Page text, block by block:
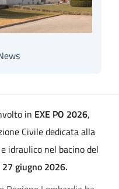
in EXE PO 2026,
Civile dedicata alla
idraulico nel bacino del
giugno 2026.